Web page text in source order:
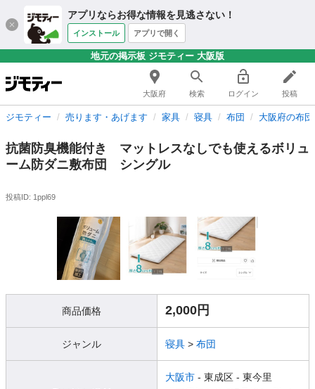
アプリならお得な情報を見逃さない！
インストール アプリで開く
地元の掲示板 ジモティー 大阪版
大阪府 検索 ログイン 投稿
ジモティー 売ります・あげます 家具 寝具 布団 大阪府の布団
抗菌防臭機能付き マットレスなしでも使えるボリュ
ーム防ダニ敷布団 シングル
投稿ID: 1ppl69
商品価格 2,000円
ジャンル 寝具 > 布団
大阪市 - 東成区 - 東今里